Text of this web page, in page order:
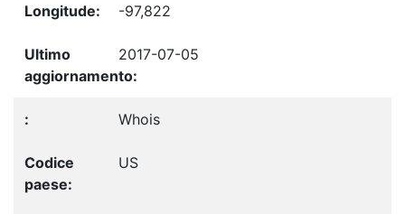
-97,822
2017-07-05
Whois
US